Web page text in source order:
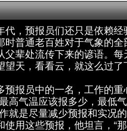
代，预报员们还只是依赖
时普通老百姓对于气象的
父辈处流传下来的谚语。每
望天，看看云，就这么过了
预报员中的一名，工作的
高气温应该报多少，最低
就是尽量减少预报和实况
使用这些预报，他坦言，“